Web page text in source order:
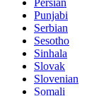
Punjabi
Serbian
Sesotho
Sinhala
Slovak
Slovenian
Somali